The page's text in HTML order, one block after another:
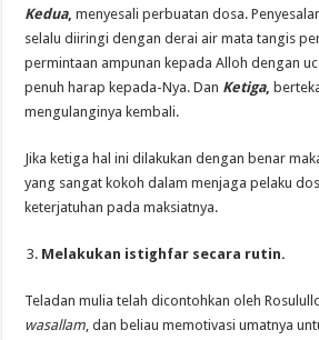
Kedua, menyesali perbuatan dosa.
selalu diiringi dengan derai air mata tangis
permintaan ampunan kepada Alloh dengan
penuh harap kepada-Nya. Dan Ketiga,
mengulanginya kembali.
Jika ketiga hal ini dilakukan dengan benar
yang sangat kokoh dalam menjaga pelaku
keterjatuhan pada maksiatnya.
Melakukan istighfar secara rutin.
Teladan mulia telah dicontohkan oleh
wasallam, dan beliau memotivasi umatnya